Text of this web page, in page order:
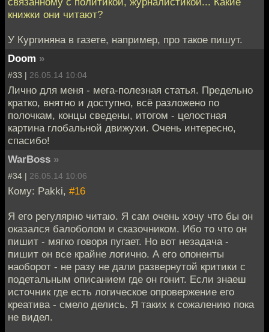
книжки они читают?
У Кургиняна в газете, например, про такое пишут.
Doom »
#33 | 26.05.14 10:04
Лично для меня - мега-полезная статья. Предельно
кратко, внятно и доступно, всё разложено по
полочкам, концы сведены, итогом - целостная
картина глобальной движухи. Очень интересно,
спасибо!
WarBoss »
#34 | 26.05.14 10:06
Кому: Pakki, #16
Я его регулярно читаю. Я сам очень хочу что бы он
оказался балоболом и сказочником. Ибо то что он
пишит - мягко говоря пугает. Но вот незадача -
пишит он все крайне логично. А его опоненты
наоборот - не разу не дали развернутой критики с
подетальным описанием где он гонит. Если знаеш
источник где есть логическое опровержение его
креатива - смело делись. Я таких к сожалению пока
не видел.